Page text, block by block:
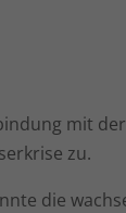
mit
zu.
die